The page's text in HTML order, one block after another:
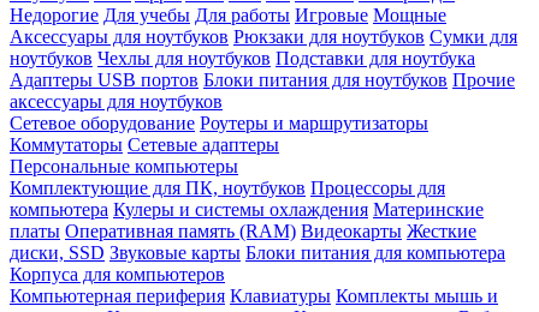
Недорогие Для учебы Для работы Игровые Мощные
Аксессуары для ноутбуков Рюкзаки для ноутбуков Сумки для
ноутбуков Чехлы для ноутбуков Подставки для ноутбука
Адаптеры USB портов Блоки питания для ноутбуков Прочие
аксессуары для ноутбуков
Сетевое оборудование Роутеры и маршрутизаторы
Коммутаторы Сетевые адаптеры
Персональные компьютеры
Комплектующие для ПК, ноутбуков Процессоры для
компьютера Кулеры и системы охлаждения Материнские
платы Оперативная память (RAM) Видеокарты Жесткие
диски, SSD Звуковые карты Блоки питания для компьютера
Корпуса для компьютеров
Компьютерная периферия Клавиатуры Комплекты мышь и